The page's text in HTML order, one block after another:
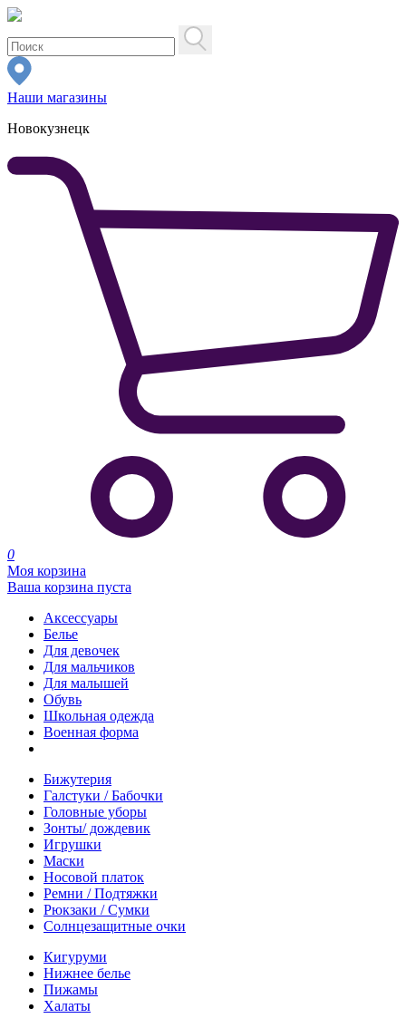
Наши магазины
Новокузнецк
0
Моя корзина
Ваша корзина пуста
Аксессуары
Белье
Для девочек
Для мальчиков
Для малышей
Обувь
Школьная одежда
Военная форма
Бижутерия
Галстуки / Бабочки
Головные уборы
Зонты/ дождевик
Игрушки
Маски
Носовой платок
Ремни / Подтяжки
Рюкзаки / Сумки
Солнцезащитные очки
Кигуруми
Нижнее белье
Пижамы
Халаты